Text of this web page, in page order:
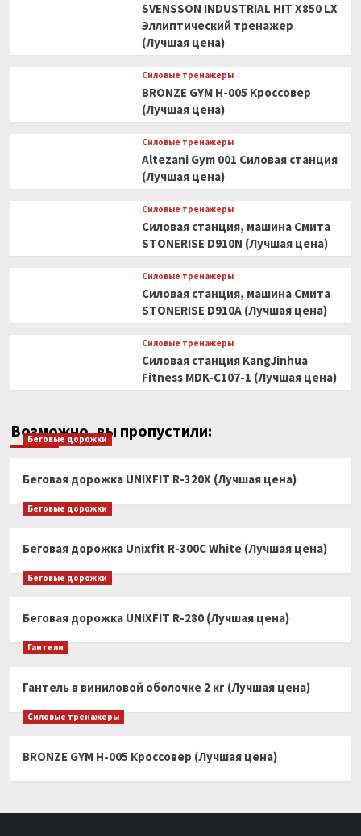
SVENSSON INDUSTRIAL HIT X850 LX
Эллиптический тренажер
(Лучшая цена)
Силовые тренажеры
BRONZE GYM H-005 Кроссовер
(Лучшая цена)
Силовые тренажеры
Altezani Gym 001 Силовая станция
(Лучшая цена)
Силовые тренажеры
Силовая станция, машина Смита
STONERISE D910N (Лучшая цена)
Силовые тренажеры
Силовая станция, машина Смита
STONERISE D910A (Лучшая цена)
Силовые тренажеры
Силовая станция KangJinhua
Fitness MDK-C107-1 (Лучшая цена)
Возможно, вы пропустили:
Беговые дорожки
Беговая дорожка UNIXFIT R-320X (Лучшая цена)
Беговые дорожки
Беговая дорожка Unixfit R-300C White (Лучшая цена)
Беговые дорожки
Беговая дорожка UNIXFIT R-280 (Лучшая цена)
Гантели
Гантель в виниловой оболочке 2 кг (Лучшая цена)
Силовые тренажеры
BRONZE GYM H-005 Кроссовер (Лучшая цена)